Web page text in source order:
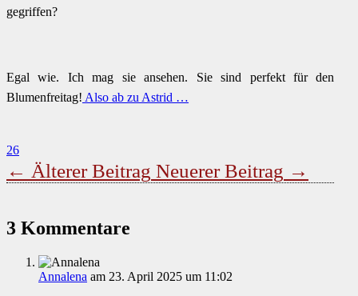
gegriffen?
Egal wie. Ich mag sie ansehen. Sie sind perfekt für den
Blumenfreitag! Also ab zu Astrid …
26
← Älterer Beitrag Neuerer Beitrag →
3 Kommentare
Annalena am 23. April 2025 um 11:02